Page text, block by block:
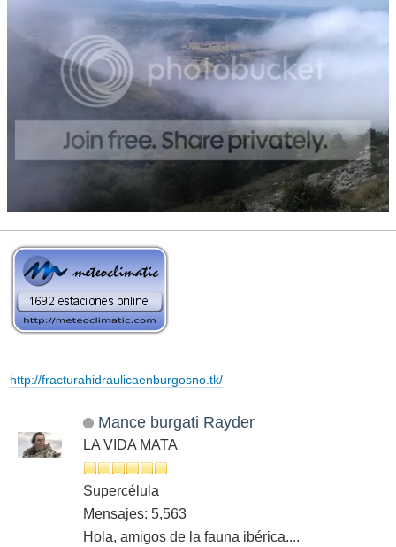
http://fracturahidraulicaenburgosno.tk/
Mance burgati Rayder
LA VIDA MATA
Supercélula
Mensajes: 5,563
Hola, amigos de la fauna ibérica....